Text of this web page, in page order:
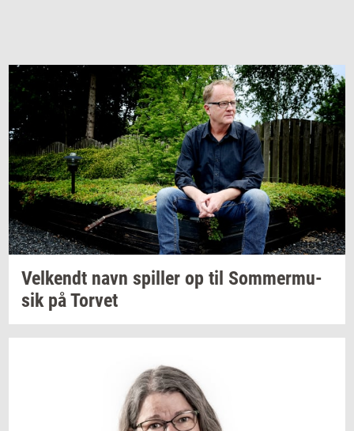
Vel­kendt navn spil­ler op til Som­mer­mu­
sikpåTor­vet